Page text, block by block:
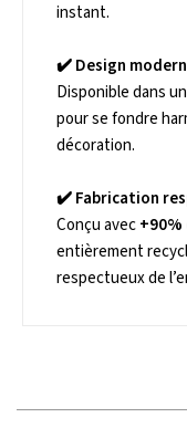
instant.
✔️Design
Disponible dans
pour se fondre
décoration.
✔️Fabrication
Conçu avec
entièrement
respectueux de